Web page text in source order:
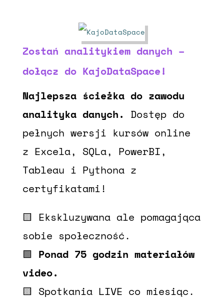
Zostań analitykiem danych –
dołącz do KajoDataSpace!
Najlepsza ścieżka do zawodu
analityka danych. Dostęp do
pełnych wersji kursów online
z Excela, SQLa, PowerBI,
Tableau i Pythona z
certyfikatami!
🟨 Ekskluzywana ale pomagająca
sobie społeczność.
🟩 Ponad 75 godzin materiałów
video.
🟨 Spotkania LIVE co miesiąc.